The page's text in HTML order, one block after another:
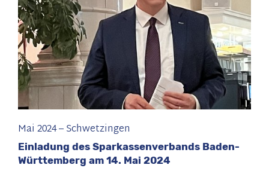
Mai 2024–Schwetzingen
Einladung des Sparkassenverbands Baden-
Württemberg am 14. Mai 2024